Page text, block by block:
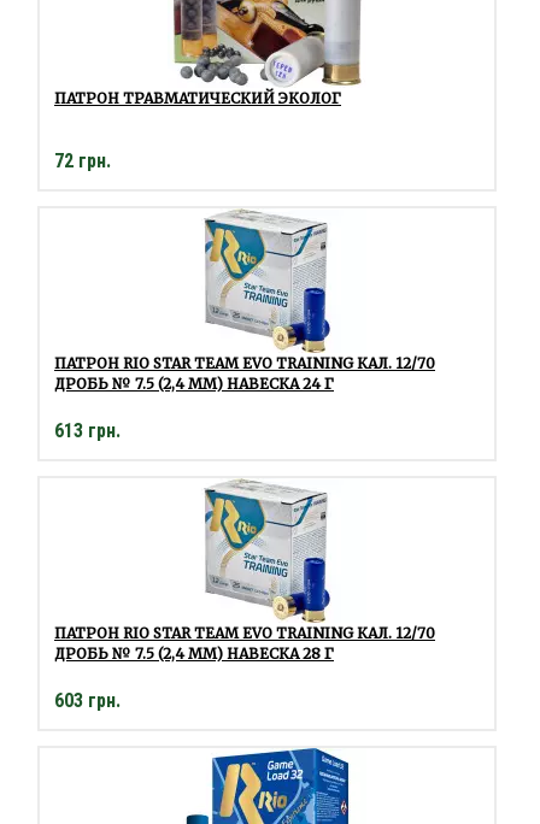
ПАТРОН ТРАВМАТИЧЕСКИЙ ЭКОЛОГ
72 грн.
ПАТРОН RIO STAR TEAM EVO TRAINING КАЛ. 12/70
ДРОБЬ № 7.5 (2,4 ММ) НАВЕСКА 24 Г
613 грн.
ПАТРОН RIO STAR TEAM EVO TRAINING КАЛ. 12/70
ДРОБЬ № 7.5 (2,4 ММ) НАВЕСКА 28 Г
603 грн.